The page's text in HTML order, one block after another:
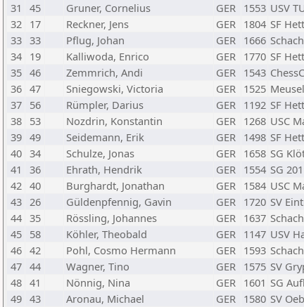
31
45 Gruner, Cornelius GER 1553 USV
32 17 Reckner, Jens GER 1804 SF
33 33 Pflug, Johan GER 1666
34 19 Kalliwoda, Enrico GER 1770 SF
35 46 Zemmrich, Andi GER 1543
36 47 Sniegowski, Victoria GER 1525
37 56 Rümpler, Darius GER 1192 SF
38 53 Nozdrin, Konstantin GER 1268 USC
39 49 Seidemann, Erik GER 1498 SF
40 34 Schulze, Jonas GER 1658 SG
41
36 Ehrath, Hendrik GER 1554 SG
42 40 Burghardt, Jonathan GER 1584 USC
43 26 Güldenpfennig, Gavin GER 1720 SV
44 35 Rössling, Johannes GER 1637
45 58 Köhler, Theobald GER 1147 USV
46 42 Pohl, Cosmo Hermann GER 1593
47 44 Wagner, Tino GER 1575 SV
48 41 Nönnig, Nina GER 1601 SG
49 43 Aronau, Michael GER 1580 SV